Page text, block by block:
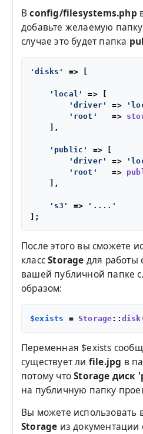
Вconfig/filesystems.php
добавьте желаемую
случае это будет папка
'disks' => [
'local'
=> [
'driver'
=>
'root'
   =>
    ],
'public'
=> [
'driver'
=>
'root'
   =>
    ],
's3' =>
'....'
После этого вы сможете
классStorage для работы
вашей публичной папке
образом:
$exists = Storage:: disk
Переменная $exists
существует ли file.jpg в
потому чтоStorage диск
на публичную папку
Вы можете использовать
Storage из